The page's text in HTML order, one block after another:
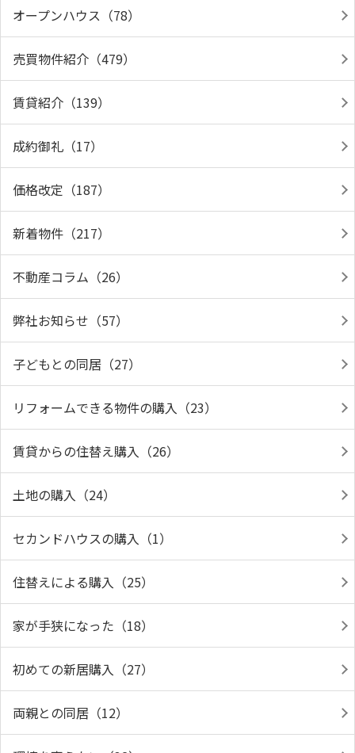
オープンハウス（78）
売買物件紹介（479）
賃貸紹介（139）
成約御礼（17）
価格改定（187）
新着物件（217）
不動産コラム（26）
弊社お知らせ（57）
子どもとの同居（27）
リフォームできる物件の購入（23）
賃貸からの住替え購入（26）
土地の購入（24）
セカンドハウスの購入（1）
住替えによる購入（25）
家が手狭になった（18）
初めての新居購入（27）
両親との同居（12）